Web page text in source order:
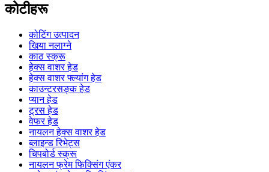
कोटीहरू
कोटिंग उत्पादन
खिया नलाग्ने
काठ स्क्रू
हेक्स वाशर हेड
हेक्स वाशर फ्ल्यांग हेड
काउन्टरसङ्क हेड
प्यान हेड
ट्रस हेड
वेफर हेड
नायलन हेक्स वाशर हेड
ब्लाइन्ड रिभेट्स
चिपबोर्ड स्क्रू
नायलन फ्रेम फिक्सिंग एंकर